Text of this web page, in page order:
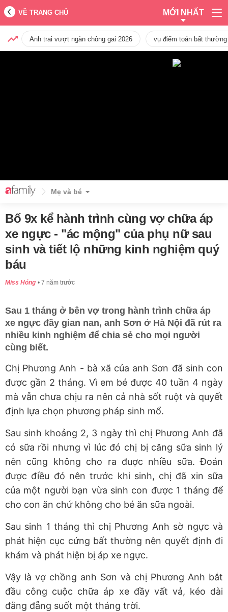
VỀ TRANG CHỦ MỚI NHẤT
Anh trai vượt ngàn chông gai 2026 vụ điểm toán bất
Mẹ và bé
Bố 9x kể hành trình cùng vợ chữa áp
xe ngực - "ác mộng" của phụ nữ sau
sinh và tiết lộ những kinh nghiệm quý
báu
Miss Hóng 7 năm trước
Sau 1 tháng ở bên vợ trong hành trình chữa áp
xe ngực đầy gian nan, anh Sơn ở Hà Nội đã rút ra
nhiều kinh nghiệm để chia sẻ cho mọi người
cùng biết.
Chị Phương Anh - bà xã của anh Sơn đã sinh con
được gần 2 tháng. Vì em bé được 40 tuần 4 ngày
mà vẫn chưa chịu ra nên cả nhà sốt ruột và quyết
định lựa chọn phương pháp sinh mổ.
Sau sinh khoảng 2, 3 ngày thì chị Phương Anh đã
có sữa rồi nhưng vì lúc đó chị bị căng sữa sinh lý
nên cũng không cho ra đuợc nhiều sữa. Đoán
được điều đó nên trước khi sinh, chị đã xin sữa
của một người bạn vừa sinh con được 1 tháng để
cho con ăn chứ không cho bé ăn sữa ngoài.
Sau sinh 1 tháng thì chị Phương Anh sờ ngực và
phát hiện cục cứng bất thường nên quyết định đi
khám và phát hiện bị áp xe ngực.
Vậy là vợ chồng anh Sơn và chị Phương Anh bắt
đầu công cuộc chữa áp xe đầy vất vả, kéo dài
đằng đẵng suốt một tháng trời.